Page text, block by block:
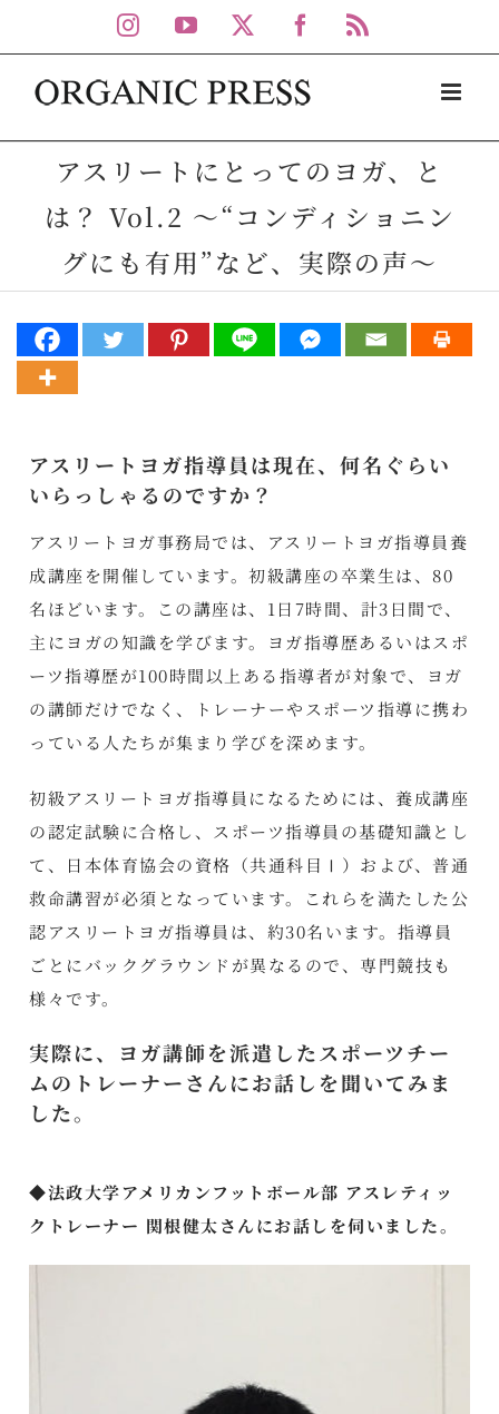
to
content
Instagram
YouTube Facebook
アスリートにとってのヨガ、と
は？ Vol.2 ～“コンディショニン
グにも有用”など、実際の声～
アスリートヨガ指導員は現在、何名ぐらい
いらっしゃるのですか？
アスリートヨガ事務局では、アスリートヨガ指導員養
成講座を開催しています。初級講座の卒業生は、80
名ほどいます。この講座は、1日7時間、計3日間で、
主にヨガの知識を学びます。ヨガ指導歴あるいはスポ
ーツ指導歴が100時間以上ある指導者が対象で、ヨガ
の講師だけでなく、トレーナーやスポーツ指導に携わ
っている人たちが集まり学びを深めます。
初級アスリートヨガ指導員になるためには、養成講座
の認定試験に合格し、スポーツ指導員の基礎知識とし
て、日本体育協会の資格（共通科目Ⅰ）および、普通
救命講習が必須となっています。これらを満たした公
認アスリートヨガ指導員は、約30名います。指導員
ごとにバックグラウンドが異なるので、専門競技も
様々です。
実際に、ヨガ講師を派遣したスポーツチー
ムのトレーナーさんにお話しを聞いてみま
した。
◆法政大学アメリカンフットボール部 アスレティッ
クトレーナー 関根健太さんにお話しを伺いました。